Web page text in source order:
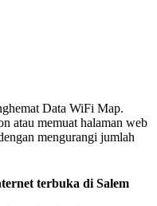
Data WiFi Map.
atau memuat halaman web
mengurangi jumlah
terbuka di Salem